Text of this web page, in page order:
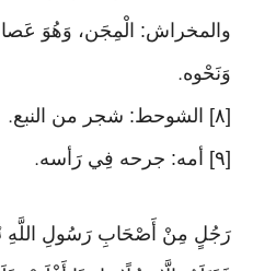
والمخراش: الْمِجَن، وَهُوَ عَصا
وَنَحْوه.
[٨] الشوحط: شجر من النبع .
[٩] أمه: جرحه فِي رَأسه .
رَجُلٍ مِنْ أَصْحَابِ رَسُولِ اللَّهِ